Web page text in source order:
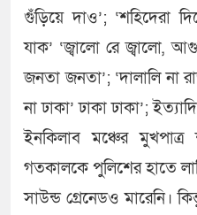
গুঁড়িয়ে দাও’; ‘শহিদেরা
যাক’ ‘জ্বালো রে জ্বালো,
জনতা জনতা’; ‘দালালি না
না ঢাকা’ ঢাকা ঢাকা’;
ইনকিলাব মঞ্চের
গতকালকে পুলিশের হাতে
সাউন্ড গ্রেনেডও মারেনি।